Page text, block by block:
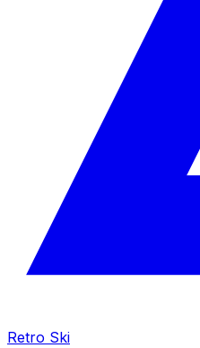
Retro Ski